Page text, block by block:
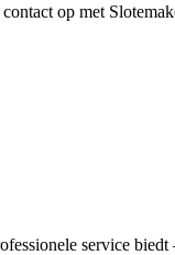
op met
service